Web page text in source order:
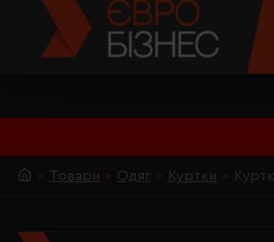
Товари Одяг Куртки